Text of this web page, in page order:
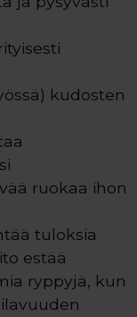
kudosten
ruokaa ihon
tuloksia
estää
ryppyjä, kun